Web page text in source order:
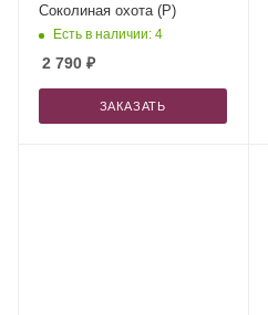
Соколиная охота (Р)
Есть в наличии: 4
2 790 ₽
ЗАКАЗАТЬ